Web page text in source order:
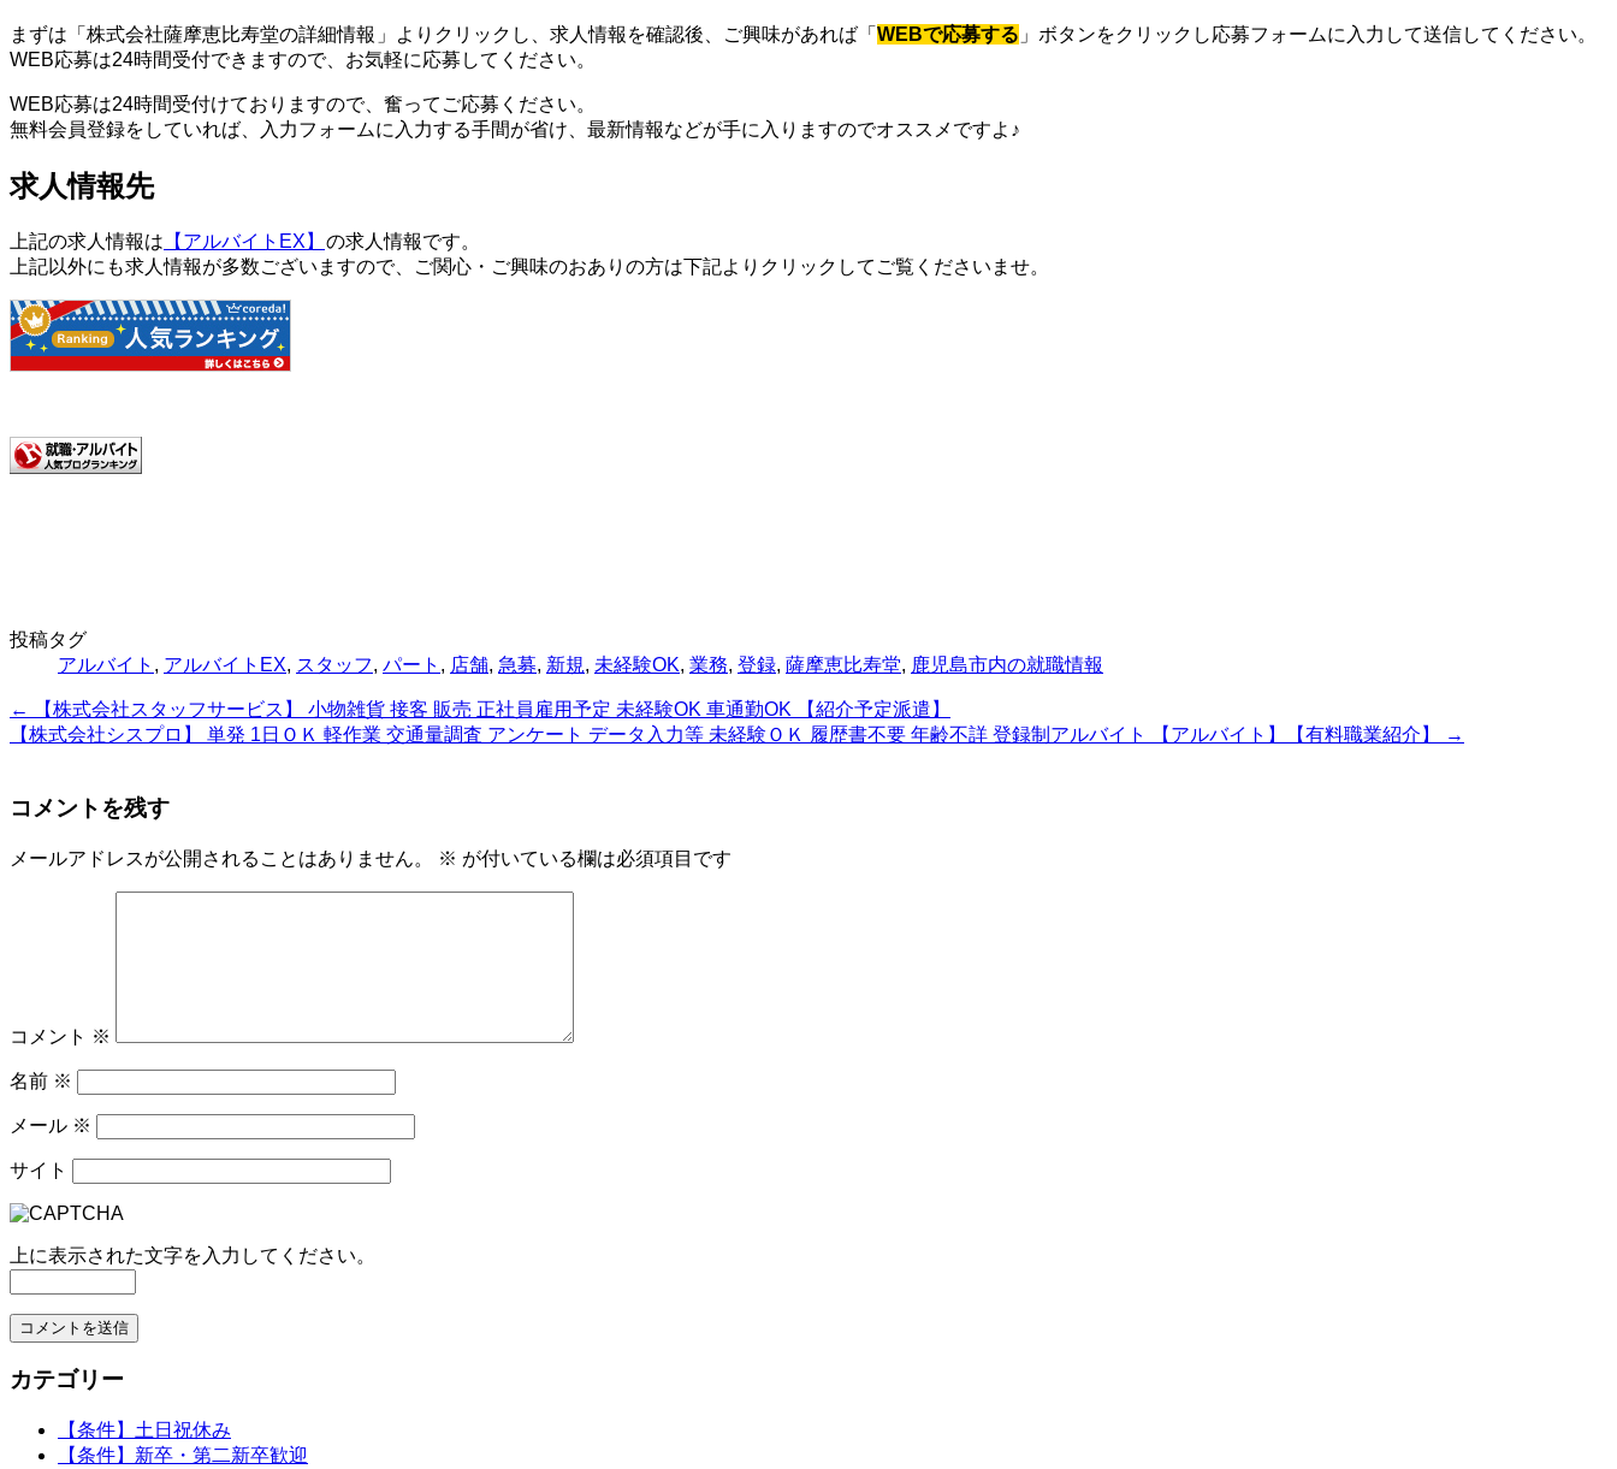
まずは「株式会社薩摩恵比寿堂の詳細情報 」よりクリックし、求人情報を確認後、ご興味があれば「 WEBで応募する 」ボタンをクリックし応募フォームに入力して送信してください。
WEB応募は24時間受付できますので、お気軽に応募してください。
WEB応募は24時間受付けておりますので、奮ってご応募ください。
無料会員登録をしていれば、入力フォームに入力する手間が省け、最新情報などが手に入りますのでオススメですよ♪
求人情報先
上記の求人情報は 【アルバイトEX】 の求人情報です。
上記以外にも求人情報が多数ございますので、ご関心・ご興味のおありの方は下記よりクリックしてご覧くださいませ。
投稿タグ
アルバイト , アルバイトEX, スタッフ, パート , 店舗, 急募, 新規, 未経験OK, 業務, 登録, 薩摩恵比寿堂, 鹿児島市内の就職情報
←
【株式会社スタッフサービス】 小物雑貨 接客 販売 正社員雇用予定 未経験OK 車通勤OK 【紹介予定派遣】
【株式会社シスプロ】 単発 1日ＯＫ 軽作業 交通量調査 アンケート データ入力等 未経験ＯＫ 履歴書不要 年齢不詳 登録制アルバイト 【アルバイト】【有料職業紹介】
→
コメントを残す
メールアドレスが公開されることはありません。 ※ が付いている欄は必須項目です
コメント ※
名前 ※
メール ※
サイト
上に表示された文字を入力してください。
カテゴリー
【条件】土日祝休み
【条件】新卒・第二新卒歓迎